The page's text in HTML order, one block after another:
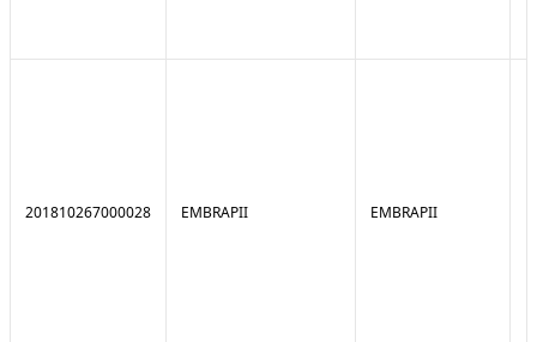
201810267000028 EMBRAPII EMBRAPII